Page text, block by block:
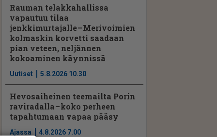
Rauman telakkahallissa
vapautuu tilaa
jenkkimurtajalle – Merivoimien
kolmaskin korvetti saadaan
pian veteen, neljännen
kokoaminen käynnissä
Uutiset 5.8.2026 10.30
Hevosaiheinen teemailta Porin
raviradalla – koko perheen
tapahtumaan vapaa pääsy
Ajassa 4.8.2026 7.00